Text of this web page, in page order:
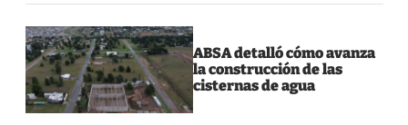
ABSA detalló cómo avanza
la construcción de las
cisternas de agua